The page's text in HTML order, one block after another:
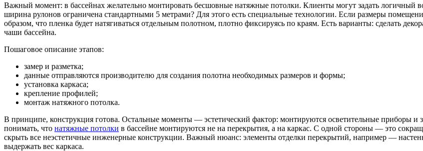
Важный момент: в бассейнах желательно монтировать бесшовные натяжные потолки. Клиенты могут задать
ширина рулонов ограничена стандартными 5 метрами? Для этого есть специальные технологии. Если размеры
образом, что пленка будет натягиваться отдельным полотном, плотно фиксируясь по краям. Есть варианты: сделать
чаши бассейна.
Пошаговое описание этапов:
замер и разметка;
данные отправляются производителю для создания полотна необходимых размеров и формы;
установка каркаса;
крепление профилей;
монтаж натяжного потолка.
В принципе, конструкция готова. Остальные моменты — эстетический фактор: монтируются осветительные приборы
понимать, что натяжные потолки в бассейне монтируются не на перекрытия, а на каркас. С одной стороны — это
скрыть все неэстетичные инженерные конструкции. Важный нюанс: элементы отделки перекрытий, например —
выдержать вес каркаса.